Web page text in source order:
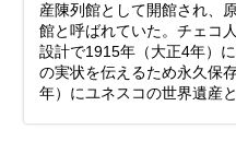
産陳列館として開館され、
館と呼ばれていた。チェコ
設計で1915年（大正4年）
の実状を伝えるため永久保
年）にユネスコの世界遺産